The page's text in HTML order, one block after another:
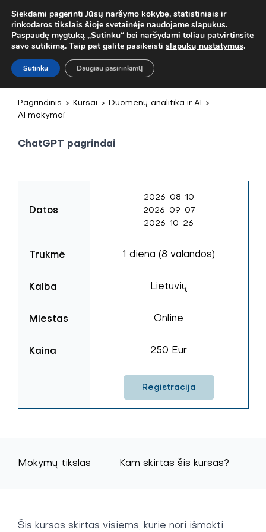
MOB. TEL. +37067579127 ARBA EL. P.MOKYMAI@BKA.LT
Pagrindinis > Kursai > Duomenų analitika ir AI >
AI mokymai
ChatGPT pagrindai
Datos
2026-08-10
2026-09-07
2026-10-26
Trukmė 1 diena (8 valandos)
Kalba Lietuvių
Miestas Online
Kaina 250 Eur
Registracija
Mokymų tikslas Kam skirtas šis kursas?
Šis kursas skirtas visiems, kurie nori išmokti
Siekdami pagerinti Jūsų naršymo kokybę, statistiniais ir
rinkodaros tikslais šioje svetainėje naudojame slapukus.
Paspaudę mygtuką „Sutinku“ bei naršydami toliau patvirtinsite
savo sutikimą. Taip pat galite pasikeisti slapukų nustatymus.
Sutinku Daugiau pasirinkimų